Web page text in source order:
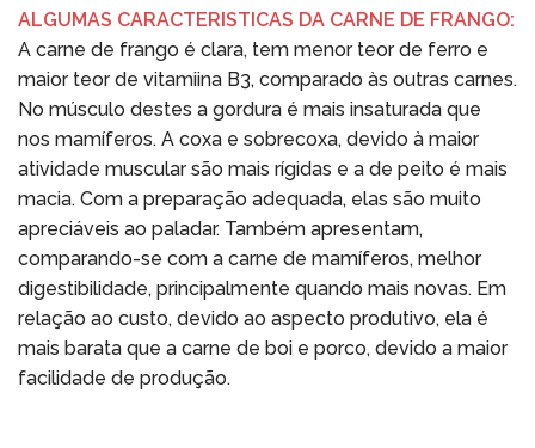
ALGUMAS CARACTERISTICAS DA CARNE DE FRANGO:
A carne de frango é clara, tem menor teor de ferro e
maior teor de vitamiina B3, comparado às outras carnes.
No músculo destes a gordura é mais insaturada que
nos mamíferos. A coxa e sobrecoxa, devido à maior
atividade muscular são mais rígidas e a de peito é mais
macia. Com a preparação adequada, elas são muito
apreciáveis ao paladar. Também apresentam,
comparando-se com a carne de mamíferos, melhor
digestibilidade, principalmente quando mais novas. Em
relação ao custo, devido ao aspecto produtivo, ela é
mais barata que a carne de boi e porco, devido a maior
facilidade de produção.